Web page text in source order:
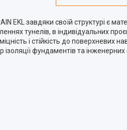
EKL завдяки своїй структурі є
тунелів, в індивідуальних
і стійкість до
ізоляції фундаментів та